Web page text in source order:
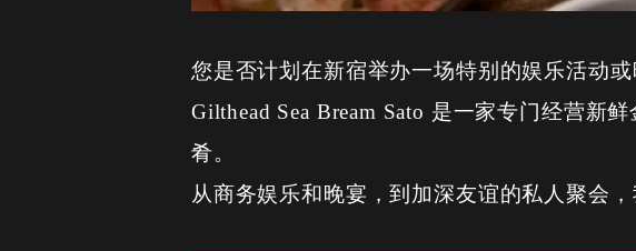
您是否计划在新宿举办一场特别的娱乐活动
Gilthead Sea Bream Sato 是一家专门经营新
肴。
从商务娱乐和晚宴，到加深友谊的私人聚会